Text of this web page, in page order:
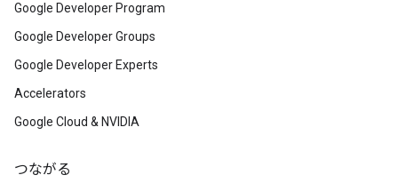
Google Developer Program
Google Developer Groups
Google Developer Experts
Accelerators
Google Cloud & NVIDIA
つながる